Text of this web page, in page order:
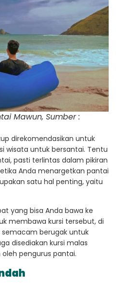
Mawun, Sumber :
direkomendasikan untuk
wisata untuk bersantai. Tentu
pasti terlintas dalam pikiran
Anda menargetkan pantai
satu hal penting, yaitu
yang bisa Anda bawa ke
membawa kursi tersebut, di
berugak untuk
disediakan kursi malas
pengurus pantai.